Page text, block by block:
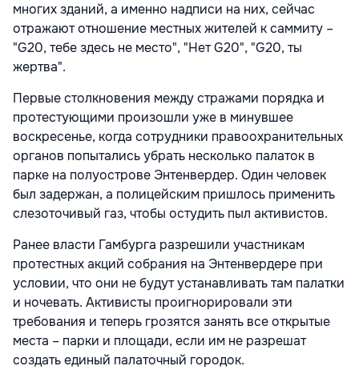
многих зданий, а именно надписи на них, сейчас
отражают отношение местных жителей к саммиту –
"G20, тебе здесь не место", "Нет G20", "G20, ты
жертва".
Первые столкновения между стражами порядка и
протестующими произошли уже в минувшее
воскресенье, когда сотрудники правоохранительных
органов попытались убрать несколько палаток в
парке на полуострове Энтенвердер. Один человек
был задержан, а полицейским пришлось применить
слезоточивый газ, чтобы остудить пыл активистов.
Ранее власти Гамбурга разрешили участникам
протестных акций собрания на Энтенвердере при
условии, что они не будут устанавливать там палатки
и ночевать. Активисты проигнорировали эти
требования и теперь грозятся занять все открытые
места – парки и площади, если им не разрешат
создать единый палаточный городок.